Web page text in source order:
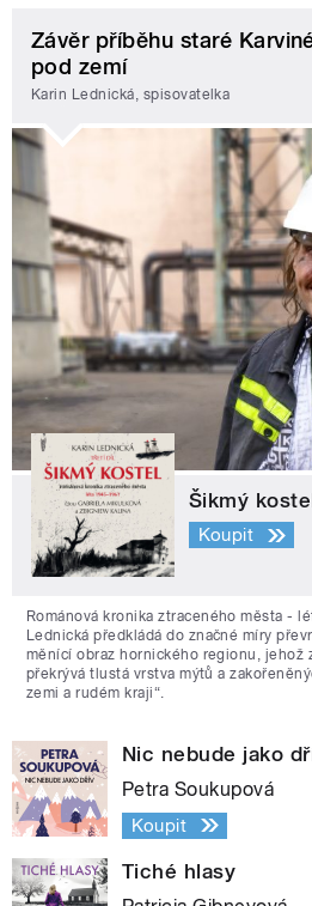
Závěr příběhu staré
pod zemí
Karin Lednická, spisovatelka
Šikmý
Koupit
Románová kronika ztraceného města -
Lednická předkládá do značné míry
měnící obraz hornického regionu, jehož
překrývá tlustá vrstva mýtů a
zemi a rudém kraji“.
Nic nebude jako
Petra Soukupová
Koupit
Tiché hlasy